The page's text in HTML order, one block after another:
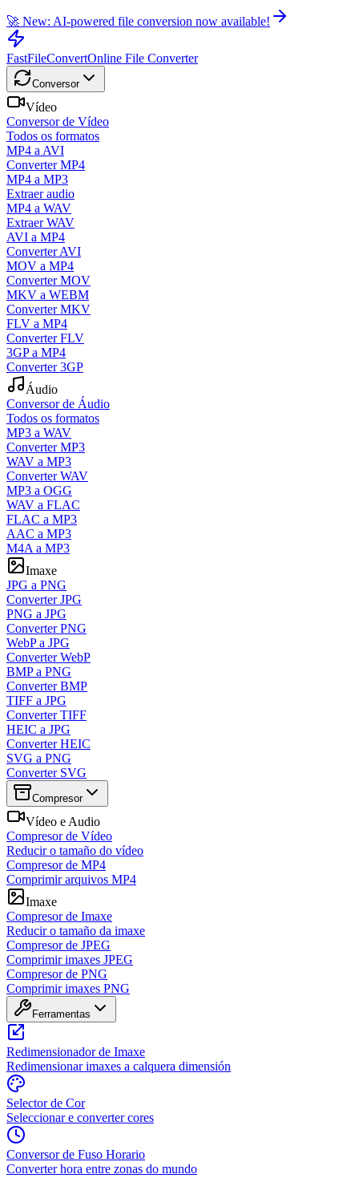
🚀 New: AI-powered file conversion now available!
FastFileConvertOnline File Converter
Conversor
Vídeo
Conversor de Vídeo
Todos os formatos
MP4 a AVI
Converter MP4
MP4 a MP3
Extraer audio
MP4 a WAV
Extraer WAV
AVI a MP4
Converter AVI
MOV a MP4
Converter MOV
MKV a WEBM
Converter MKV
FLV a MP4
Converter FLV
3GP a MP4
Converter 3GP
Áudio
Conversor de Áudio
Todos os formatos
MP3 a WAV
Converter MP3
WAV a MP3
Converter WAV
MP3 a OGG
WAV a FLAC
FLAC a MP3
AAC a MP3
M4A a MP3
Imaxe
JPG a PNG
Converter JPG
PNG a JPG
Converter PNG
WebP a JPG
Converter WebP
BMP a PNG
Converter BMP
TIFF a JPG
Converter TIFF
HEIC a JPG
Converter HEIC
SVG a PNG
Converter SVG
Compresor
Vídeo e Audio
Compresor de Vídeo
Reducir o tamaño do vídeo
Compresor de MP4
Comprimir arquivos MP4
Imaxe
Compresor de Imaxe
Reducir o tamaño da imaxe
Compresor de JPEG
Comprimir imaxes JPEG
Compresor de PNG
Comprimir imaxes PNG
Ferramentas
Redimensionador de Imaxe
Redimensionar imaxes a calquera dimensión
Selector de Cor
Seleccionar e converter cores
Conversor de Fuso Horario
Converter hora entre zonas do mundo